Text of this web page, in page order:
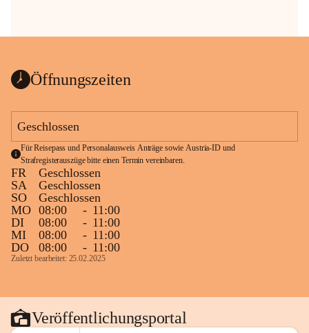
Öffnungszeiten
Geschlossen
Für Reisepass und Personalausweis Anträge sowie Austria-ID und
Strafregisterauszüge bitte einen Termin vereinbaren.
FR
Geschlossen
SA
Geschlossen
SO
Geschlossen
MO 08:00 - 11:00
DI
08:00 - 11:00
MI
08:00 - 11:00
DO
08:00 - 11:00
Zuletzt bearbeitet: 25.02.2025
Veröffentlichungsportal